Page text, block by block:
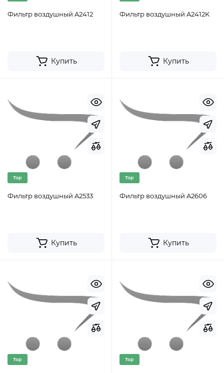
Фильтр воздушный A2412
Купить
Фильтр воздушный A2412K
Купить
Top
Фильтр воздушный A2533
Купить
Top
Фильтр воздушный A2606
Купить
Top Top